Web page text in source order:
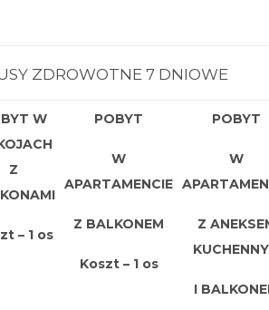
ZDROWOTNE 7 DNIOWE
W
Z
– 1 os
POBYT
W
APARTAMENCIE
Z BALKONEM
Koszt – 1 os
POBYT
W
Z
I